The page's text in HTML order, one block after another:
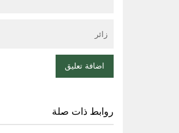
روابط ذات صلة